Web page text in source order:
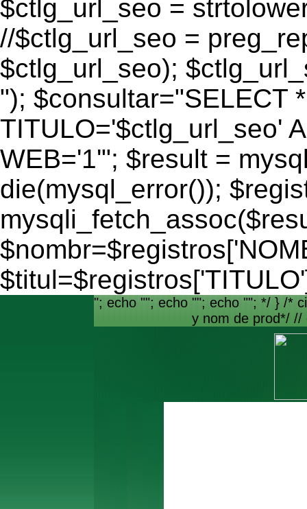
$ctlg_url_seo =
//$ctlg_url_seo =
$ctlg_url_seo);
"); $consultar="SELECT
TITULO='$ctlg_url_seo'
WEB='1'"; $result =
die(mysql_error());
"; echo ""; echo ""; echo ""; */ } /*
y nom de prod*/ //